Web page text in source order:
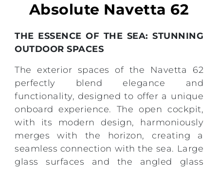
Absolute Navetta 62
THE ESSENCE OF THE SEA: STUNNING
OUTDOOR SPACES
The exterior spaces of the Navetta 62
perfectly blend elegance and
functionality, designed to offer a unique
onboard experience. The open cockpit,
with its modern design, harmoniously
merges with the horizon, creating a
seamless connection with the sea. Large
glass surfaces and the angled glass